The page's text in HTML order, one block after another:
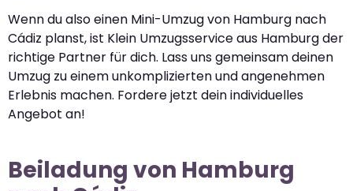
Wenn du also einen Mini-Umzug von Hamburg nach
Cádiz planst, ist Klein Umzugsservice aus Hamburg der
richtige Partner für dich. Lass uns gemeinsam deinen
Umzug zu einem unkomplizierten und angenehmen
Erlebnis machen. Fordere jetzt dein individuelles
Angebot an!
Beiladung von Hamburg